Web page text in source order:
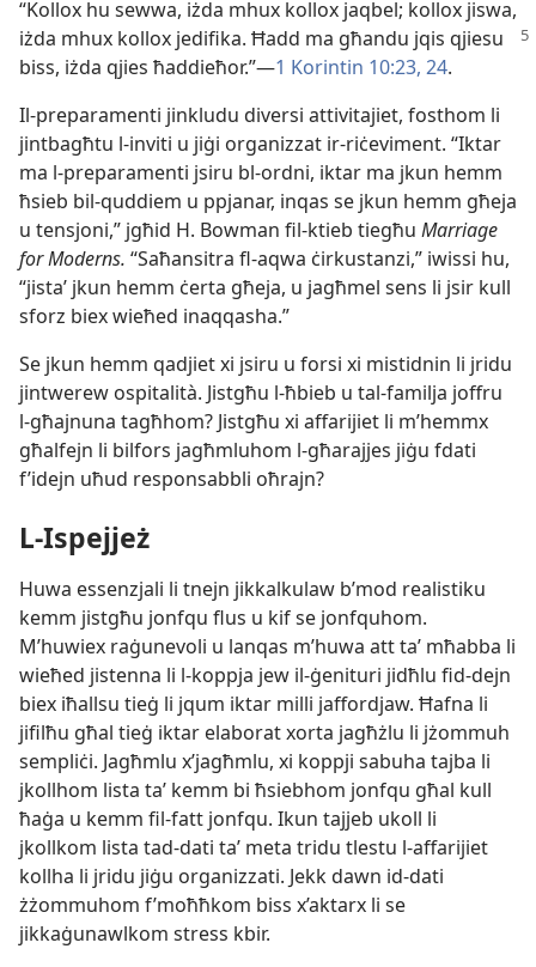
“Kollox hu sewwa, iżda mhux kollox jaqbel; kollox jiswa,
iżda mhux kollox jedifika. Ħadd ma għandu jqis qjiesu
biss, iżda qjies ħaddieħor.”—1 Korintin 10:23, 24.
Il-preparamenti jinkludu diversi attivitajiet, fosthom li
jintbagħtu l-​inviti u jiġi organizzat ir-​riċeviment. “Iktar
ma l-​preparamenti jsiru bl-​ordni, iktar ma jkun hemm
ħsieb bil-​quddiem u ppjanar, inqas se jkun hemm għeja
u tensjoni,” jgħid H. Bowman fil-​ktieb tiegħu Marriage
for Moderns. “Saħansitra fl-​aqwa ċirkustanzi,” iwissi hu,
“jistaʼ jkun hemm ċerta għeja, u jagħmel sens li jsir kull
sforz biex wieħed inaqqasha.”
Se jkun hemm qadjiet xi jsiru u forsi xi mistidnin li jridu
jintwerew ospitalità. Jistgħu l-​ħbieb u tal-​familja joffru
l-​għajnuna tagħhom? Jistgħu xi affarijiet li m’hemmx
għalfejn li bilfors jagħmluhom l-​għarajjes jiġu fdati
f’idejn uħud responsabbli oħrajn?
L-​Ispejjeż
Huwa essenzjali li tnejn jikkalkulaw b’mod realistiku
kemm jistgħu jonfqu flus u kif se jonfquhom.
M’huwiex raġunevoli u lanqas m’huwa att taʼ mħabba li
wieħed jistenna li l-​koppja jew il-​ġenituri jidħlu fid-​dejn
biex iħallsu tieġ li jqum iktar milli jaffordjaw. Ħafna li
jifilħu għal tieġ iktar elaborat xorta jagħżlu li jżommuh
sempliċi. Jagħmlu x’jagħmlu, xi koppji sabuha tajba li
jkollhom lista taʼ kemm bi ħsiebhom jonfqu għal kull
ħaġa u kemm fil-​fatt jonfqu. Ikun tajjeb ukoll li
jkollkom lista tad-​dati taʼ meta tridu tlestu l-​affarijiet
kollha li jridu jiġu organizzati. Jekk dawn id-​dati
żżommuhom f’moħħkom biss x’aktarx li se
jikkaġunawlkom stress kbir.